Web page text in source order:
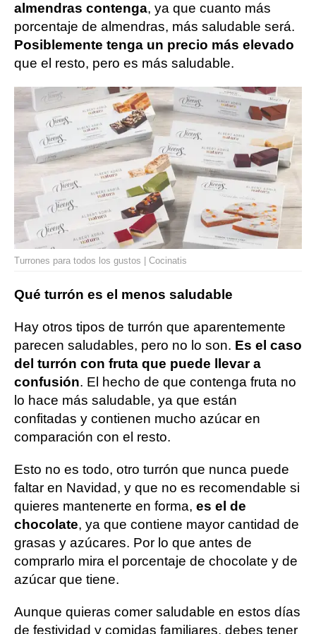
almendras contenga, ya que cuanto más
porcentaje de almendras, más saludable será.
Posiblemente tenga un precio más elevado
que el resto, pero es más saludable.
Turrones para todos los gustos | Cocinatis
Qué turrón es el menos saludable
Hay otros tipos de turrón que aparentemente
parecen saludables, pero no lo son. Es el caso
del turrón con fruta que puede llevar a
confusión. El hecho de que contenga fruta no
lo hace más saludable, ya que están
confitadas y contienen mucho azúcar en
comparación con el resto.
Esto no es todo, otro turrón que nunca puede
faltar en Navidad, y que no es recomendable si
quieres mantenerte en forma, es el de
chocolate, ya que contiene mayor cantidad de
grasas y azúcares. Por lo que antes de
comprarlo mira el porcentaje de chocolate y de
azúcar que tiene.
Aunque quieras comer saludable en estos días
de festividad y comidas familiares, debes tener